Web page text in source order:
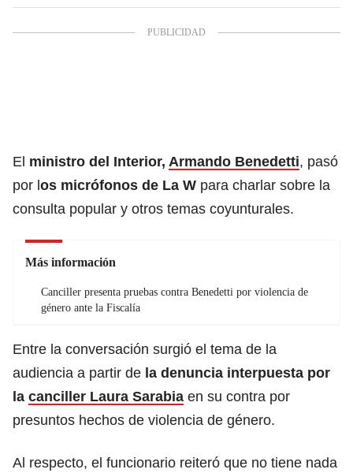
El ministro del Interior, Armando Benedetti, pasó
por los micrófonos de La W para charlar sobre la
consulta popular y otros temas coyunturales.
Más información
Canciller presenta pruebas contra Benedetti por violencia de
género ante la Fiscalía
Entre la conversación surgió el tema de la
audiencia a partir de la denuncia interpuesta por
la canciller Laura Sarabia en su contra por
presuntos hechos de violencia de género.
Al respecto, el funcionario reiteró que no tiene nada